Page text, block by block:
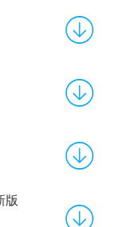
版